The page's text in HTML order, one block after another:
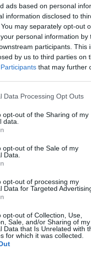
ads based on personal
information disclosed to
may separately opt-out
personal information by
participants. This
by us to third parties on
that may further
Data Processing Opt Outs
opt-out of the Sharing of my
data.
opt-out of the Sale of my
Data.
opt-out of processing my
Data for Targeted
opt-out of Collection, Use,
Sale, and/or Sharing of my
Data that Is Unrelated with
for which it was collected.